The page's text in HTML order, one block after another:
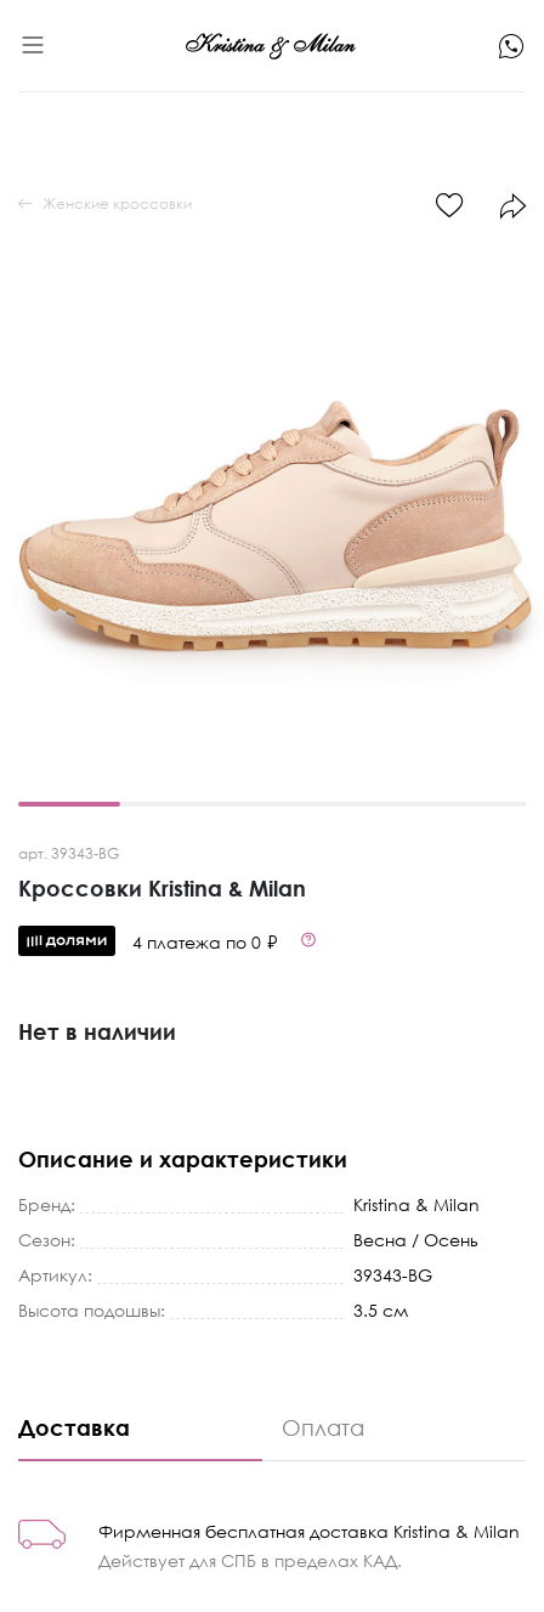
арт. 39343-BG
Кроссовки Kristina & Milan
4 платежа по 0 ₽
Нет в наличии
Женские кроссовки
Описание и характеристики
Бренд:
Kristina & Milan
Сезон:
Весна / Осень
Артикул:
39343-BG
Высота подошвы:
3.5 см
Доставка Оплата
Фирменная бесплатная доставка Kristina & Milan
Действует для СПБ в пределах КАД.